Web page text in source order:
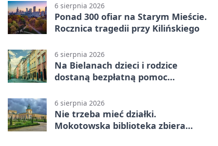
6 sierpnia 2026
Ponad 300 ofiar na Starym Mieście.
Rocznica tragedii przy Kilińskiego
6 sierpnia 2026
Na Bielanach dzieci i rodzice
dostaną bezpłatną pomoc
6 sierpnia 2026
Nie trzeba mieć działki.
Mokotowska biblioteka zbiera